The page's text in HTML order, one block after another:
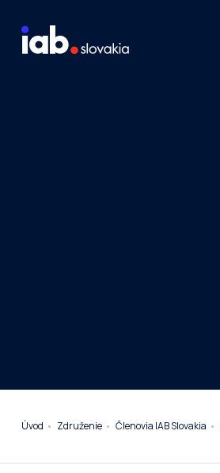
Staň sa členom
Úvod Združenie Členovia IAB Slovakia